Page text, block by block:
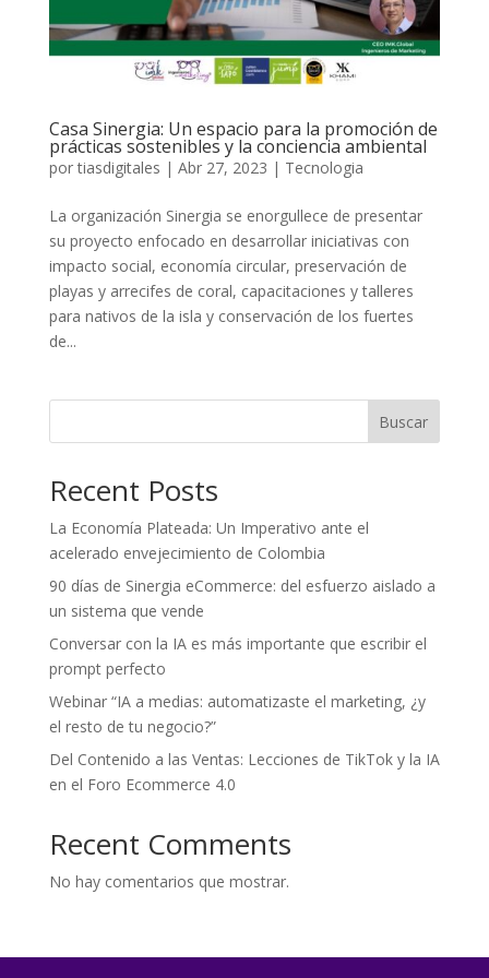
Casa Sinergia: Un espacio para la promoción de
prácticas sostenibles y la conciencia ambiental
portiasdigitales | Abr 27, 2023 | Tecnologia
La organización Sinergia se enorgullece de presentar
su proyecto enfocado en desarrollar iniciativas con
impacto social, economía circular, preservación de
playas y arrecifes de coral, capacitaciones y talleres
para nativos de la isla y conservación de los fuertes
de...
Buscar
Recent Posts
La Economía Plateada: Un Imperativo ante el
acelerado envejecimiento de Colombia
90 días de Sinergia eCommerce: del esfuerzo aislado a
un sistema que vende
Conversar con la IA es más importante que escribir el
prompt perfecto
Webinar “IA a medias: automatizaste el marketing, ¿y
el resto de tu negocio?”
Del Contenido a las Ventas: Lecciones de TikTok y la IA
en el Foro Ecommerce 4.0
Recent Comments
No hay comentarios que mostrar.